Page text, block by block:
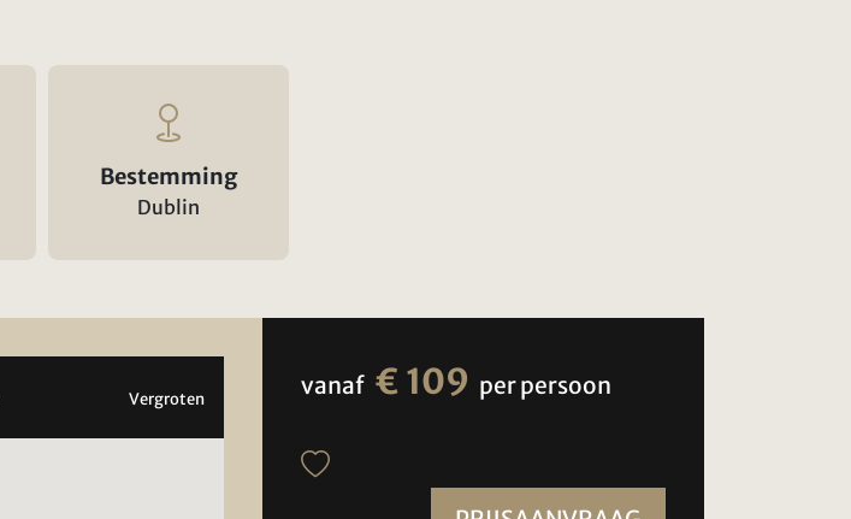
Bestemming
Dublin
Vergroten vanaf € 109 per persoon